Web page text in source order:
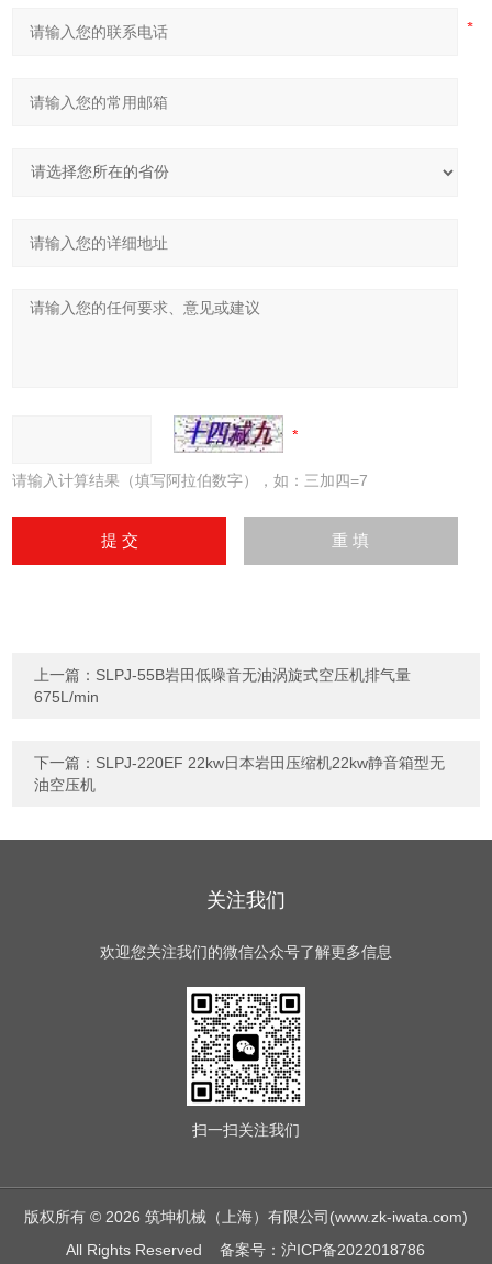
请输入计算结果（填写阿拉伯数字），如：三加四=7
上一篇： SLPJ-55B岩田低噪音无油涡旋式空压机排气量
675L/min
下一篇： SLPJ-220EF 22kw日本岩田压缩机22kw静音箱型无
油空压机
关注我们
欢迎您关注我们的微信公众号了解更多信息
扫一扫关注我们
版权所有 © 2026 筑坤机械（上海）有限公司(www.zk-iwata.com)
All Rights Reserved备案号：沪ICP备2022018786